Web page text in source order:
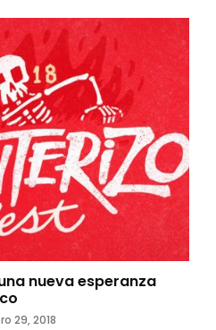
nueva esperanza
29, 2018